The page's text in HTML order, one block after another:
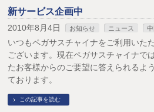
新サービス企画中
2010年8月4日 お知らせ ニュース
いつもペガサスチャイナをご利用いた
ございます。現在ペガサスチャイナで
たお客様からのご要望に答えられるよ
ております。
この記事を読む